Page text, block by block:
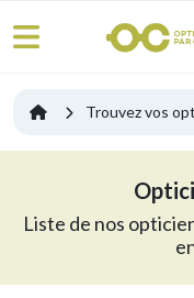
Trouvez vos
Liste de nos